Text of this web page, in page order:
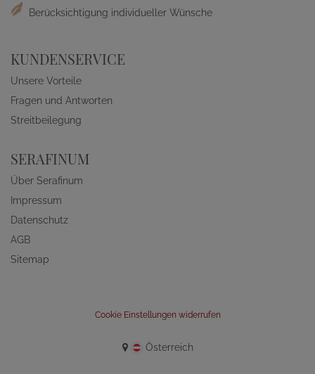
Berücksichtigung individueller Wünsche
KUNDENSERVICE
Unsere Vorteile
Fragen und Antworten
Streitbeilegung
SERAFINUM
Über Serafinum
Impressum
Datenschutz
AGB
Sitemap
Cookie Einstellungen widerrufen
Österreich